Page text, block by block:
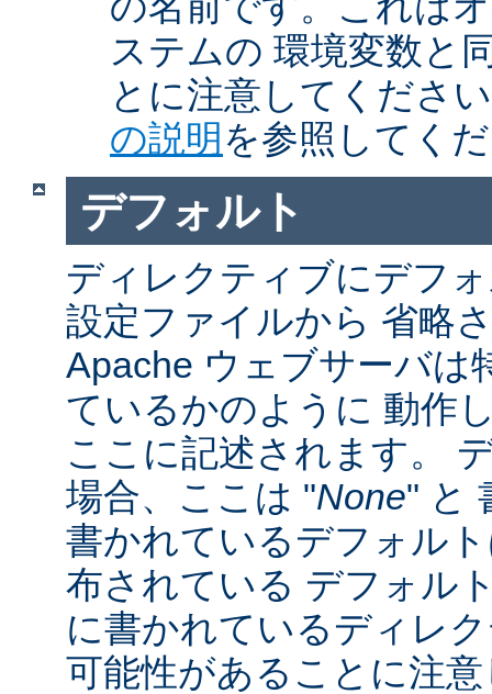
ステムの 環境変数と
とに注意してくださ
の説明 を参照してく
デフォルト
ディレクティブにデフ
設定ファイルから 省略
Apache ウェブサーバは
ているかのように 動作
ここに記述されます。
場合、ここは "None" と
書かれているデフォル
布されている デフォル
に書かれているディレ
可能性があることに注